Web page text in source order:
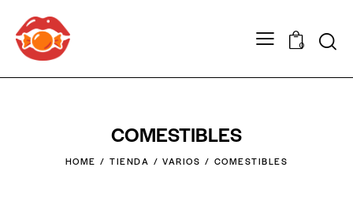
0
COMESTIBLES
HOME TIENDA VARIOS COMESTIBLES